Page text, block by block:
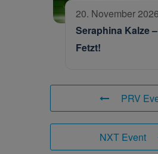
20. November 2026
Seraphina Kalze
Fetzt!
PRV
NXT Event